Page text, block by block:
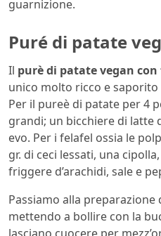
guarnizione.
Puré di patate
Il purè di patate vegan con
unico molto ricco e
Per il pureè di patate per 4
grandi; un bicchiere di latte
evo. Per i felafel ossia le
gr. di ceci lessati, una
friggere d’arachidi, sale e
Passiamo alla preparazione
mettendo a bollire con la